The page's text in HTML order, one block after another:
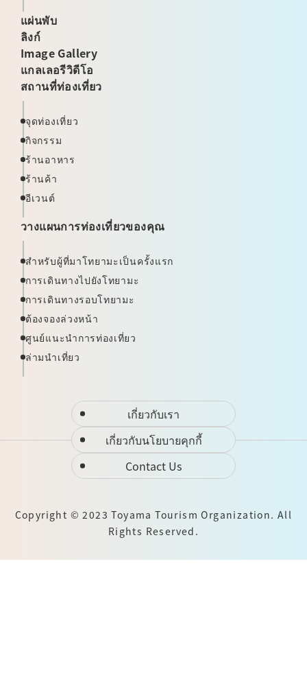
แผ่นพับ
ลิงก์
Image Gallery
แกลเลอรีวิดีโอ
สถานที่ท่องเที่ยว
จุดท่องเที่ยว
กิจกรรม
ร้านอาหาร
ร้านค้า
อีเวนต์
วางแผนการท่องเที่ยวของคุณ
สำหรับผู้ที่มาโทยามะเป็นครั้งแรก
การเดินทางไปยังโทยามะ
การเดินทางรอบโทยามะ
ต้องจองล่วงหน้า
ศูนย์แนะนำการท่องเที่ยว
ล่ามนำเที่ยว
เกี่ยวกับเรา
เกี่ยวกับนโยบายคุกกี้
Contact Us
Copyright © 2023 Toyama Tourism Organization. All
Rights Reserved.